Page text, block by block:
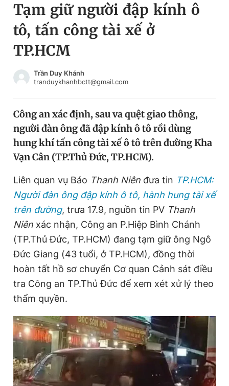
Chuyên mục
Chuyên mục khác
Chào ngày mới
Video Magazine
Tiện ích Bạn cần biết
Thông tin tòa soạn Liên hệ quảng cáo
Đọc Thanh Niên trên điện thoại
Theo dõi báo trên
Đổi mật khẩu
Tin đã lưu
Đăng xuất
Tạm giữ người đập kính ô
tô, tấn công tài xế ở
TP.HCM
Trần Duy Khánh
tranduykhanhbctt@gmail.com
Công an xác định, sau va quệt giao thông,
người đàn ông đã đập kính ô tô rồi dùng
hung khí tấn công tài xế ô tô trên đường Kha
Vạn Cân (TP.Thủ Đức, TP.HCM).
Liên quan vụ Báo Thanh Niên đưa tin TP.HCM:
Người đàn ông đập kính ô tô, hành hung tài xế
trên đường, trưa 17.9, nguồn tin PV Thanh
Niên xác nhận, Công an P.Hiệp Bình Chánh
(TP.Thủ Đức, TP.HCM) đang tạm giữ ông Ngô
Đức Giang (43 tuổi, ở TP.HCM), đồng thời
hoàn tất hồ sơ chuyển Cơ quan Cảnh sát điều
tra Công an TP.Thủ Đức để xem xét xử lý theo
thẩm quyền.